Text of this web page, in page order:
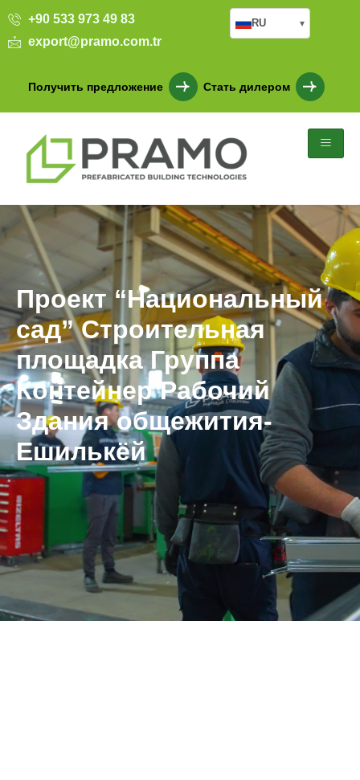
+90 533 973 49 83
export@pramo.com.tr
Получить предложение Стать дилером
RU ▾
Проект “Национальный
сад” Строительная
площадка Группа
Контейнер Рабочий
Здания общежития-
Ешилькёй